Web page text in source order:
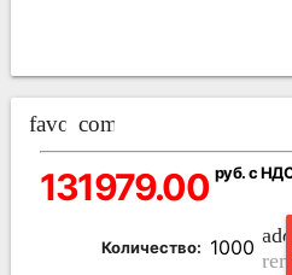
favorite_border
compare_arrows
131979.00 руб. с
Количество: